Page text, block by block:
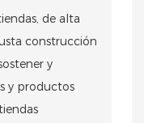
de alta
construcción
y
y productos